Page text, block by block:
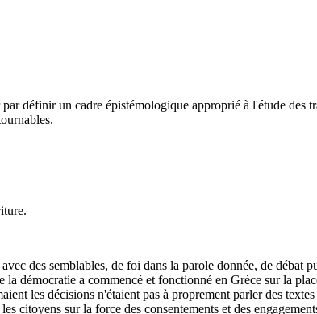
définir un cadre épistémologique approprié à l'étude des
des semblables, de foi dans la parole donnée, de
la démocratie a commencé et fonctionné en Grèce sur la
les décisions n'étaient pas à proprement parler des
citoyens sur la force des consentements et des